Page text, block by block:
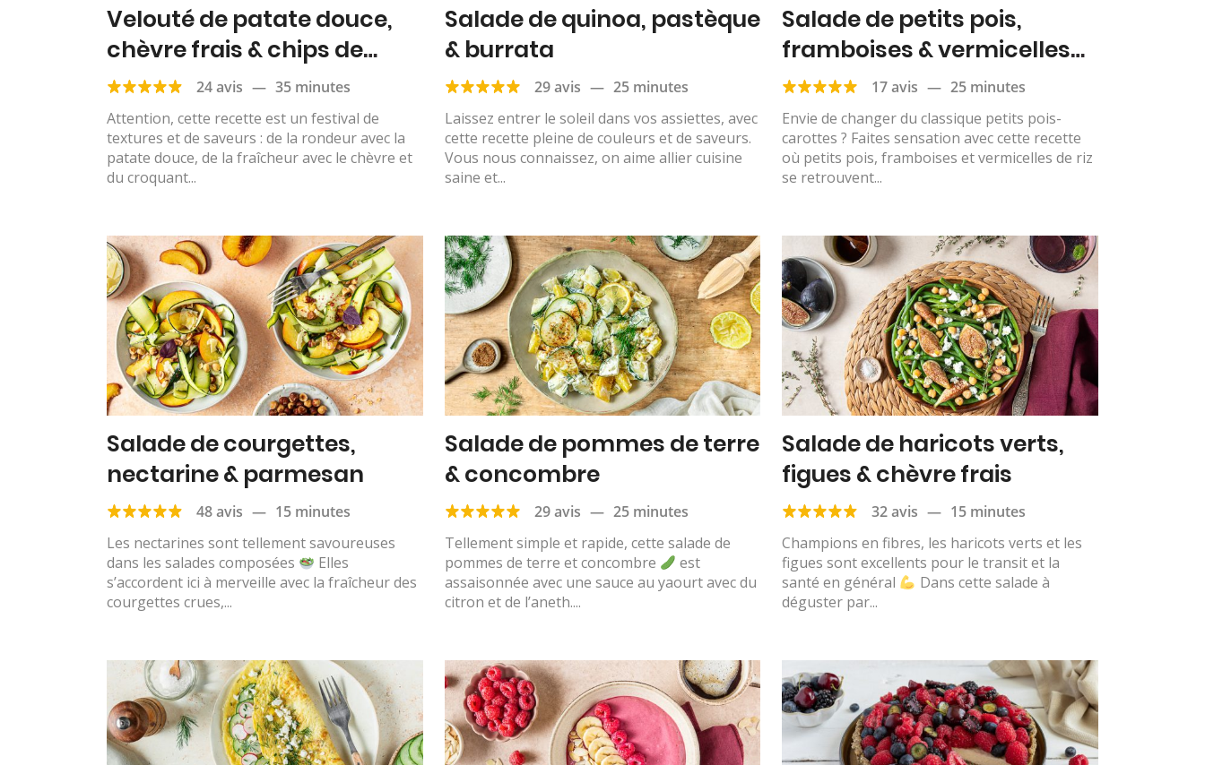
Velouté de patate douce,
chèvre frais & chips de
chou kale24 avis — 35 minutes
Attention, cette recette est un festival de
textures et de saveurs : de la rondeur avec la
patate douce, de la fraîcheur avec le chèvre et
du croquant...
Salade de quinoa, pastèque
& burrata
29 avis — 25 minutes
Laissez entrer le soleil dans vos assiettes, avec
cette recette pleine de couleurs et de saveurs.
Vous nous connaissez, on aime allier cuisine
saine et...
Salade de petits pois,
framboises & vermicelles
de riz
17 avis — 25 minutes
Envie de changer du classique petits pois-
carottes ? Faites sensation avec cette recette
où petits pois, framboises et vermicelles de riz
se retrouvent...
Salade de courgettes,
nectarine & parmesan
48 avis — 15 minutes
Les nectarines sont tellement savoureuses
dans les salades composées
Elles
s’accordent ici à merveille avec la fraîcheur des
courgettes crues,...
Salade de pommes de terre
& concombre
29 avis — 25 minutes
Tellement simple et rapide, cette salade de
pommes de terre et concombre
est
assaisonnée avec une sauce au yaourt avec du
citron et de l’aneth....
Salade de haricots verts,
figues & chèvre frais
32 avis — 15 minutes
Champions en fibres, les haricots verts et les
figues sont excellents pour le transit et la
santé en général
Dans cette salade à
déguster par...